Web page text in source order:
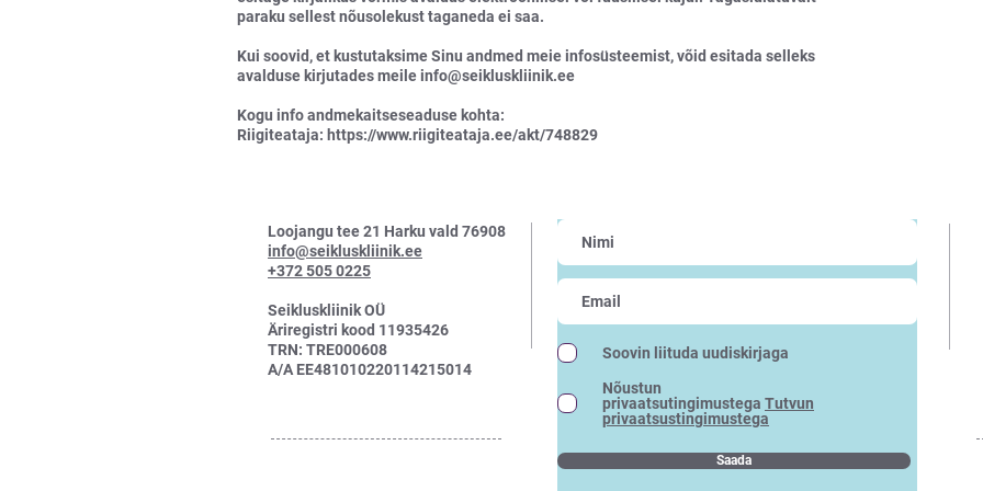
paraku sellest nõusolekust taganeda ei saa.
Kui soovid, et kustutaksime Sinu andmed meie infosüsteemist, võid esitada selleks
avalduse kirjutades meile info@seikluskliinik.ee
Kogu info andmekaitseseaduse kohta:
Riigiteataja: https://www.riigiteataja.ee/akt/748829
Loojangu tee 21 Harku vald 76908
info@seikluskliinik.ee
+372 505 0225
Seikluskliinik OÜ
Äriregistri kood 11935426
TRN: TRE000608
A/A EE481010220114215014
Soovin liituda uudiskirjaga
Nõustun
privaatsutingimustega Tutvun
privaatsustingimustega
Saada